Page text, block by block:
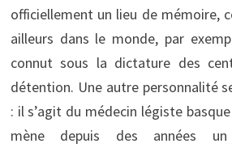
officiellement un lieu de mémoire,
ailleurs dans le monde, par
connut sous la dictature des
détention. Une autre personnalité
: il s’agit du médecin légiste
mène depuis des années